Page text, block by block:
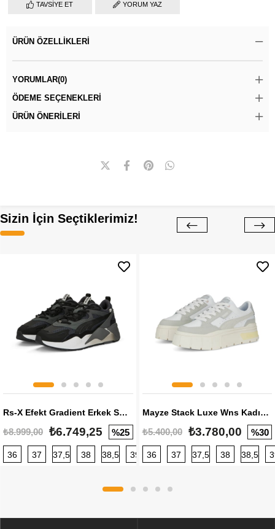
TAVSIYE ET YORUM YAZ
ÜRÜN ÖZELLIKLERI
YORUMLAR(0)
ÖDEME SEÇENEKLERI
ÜRÜN ÖNERILERI
Sizin İçin Seçtiklerimiz!
Rs-X Efekt Gradient Erkek Sneaker
₺8.999,00 ₺6.749,25 %25
36 37 37,5 38 38,5 39 40 40,5 41 42 42,5
Mayze Stack Luxe Wns Kadın Sneaker
₺5.400,00 ₺3.780,00 %30
36 37 37,5 38 38,5